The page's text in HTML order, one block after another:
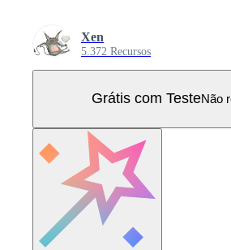
Xen
5.372 Recursos
Grátis com TesteNão